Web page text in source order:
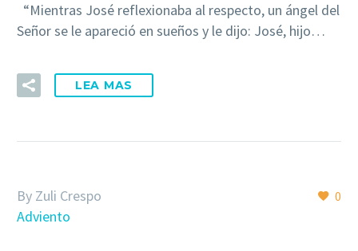
“Mientras José reflexionaba al respecto, un ángel del
Señor se le apareció en sueños y le dijo: José, hijo…
LEA MAS
0
By Zuli Crespo
Adviento